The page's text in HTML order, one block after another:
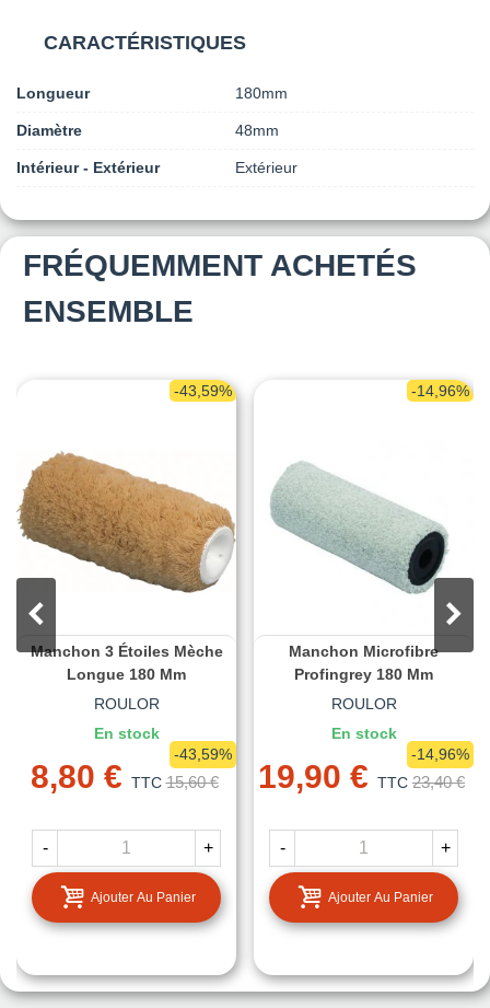
CARACTÉRISTIQUES
Longueur 180mm
Diamètre 48mm
Intérieur - Extérieur Extérieur
FRÉQUEMMENT ACHETÉS
ENSEMBLE
-43,59%
Manchon 3 Étoiles Mèche
Longue 180 Mm
ROULOR
En stock
8,80 € TTC 15,60 €
-43,59%
- +
Ajouter Au Panier
-14,96%
Manchon Microfibre
Profingrey 180 Mm
ROULOR
En stock
19,90 € TTC 23,40 €
-14,96%
- +
Ajouter Au Panier